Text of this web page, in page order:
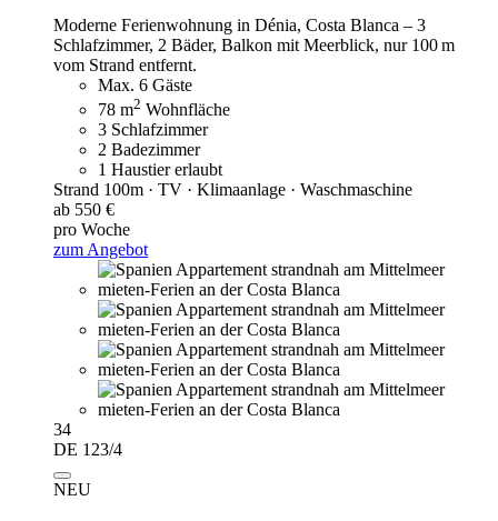
Moderne Ferienwohnung in Dénia, Costa Blanca – 3
Schlafzimmer, 2 Bäder, Balkon mit Meerblick, nur 100 m
vom Strand entfernt.
Max. 6 Gäste
78 m2 Wohnfläche
3 Schlafzimmer
2 Badezimmer
1 Haustier erlaubt
Strand 100m · TV · Klimaanlage · Waschmaschine
ab 550 €
pro Woche
zum Angebot
34
DE 123/4
NEU